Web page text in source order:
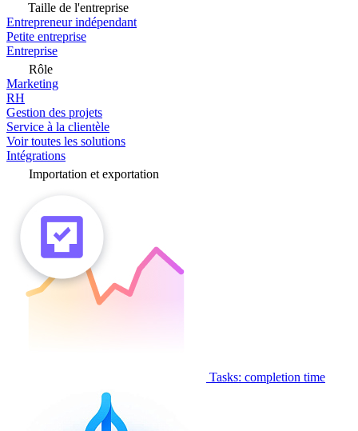
Taille de l'entreprise
Entrepreneur indépendant
Petite entreprise
Entreprise
Rôle
Marketing
RH
Gestion des projets
Service à la clientèle
Voir toutes les solutions
Intégrations
Importation et exportation
Tasks: completion time